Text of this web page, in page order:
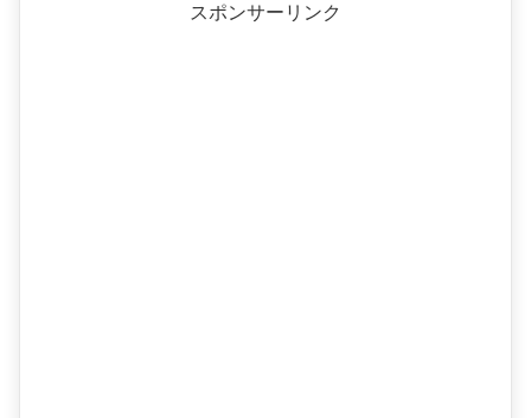
スポンサーリンク